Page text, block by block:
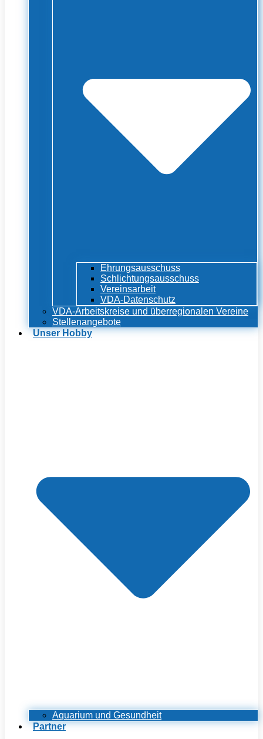
Ehrungsausschuss
Schlichtungsausschuss
Vereinsarbeit
VDA-Datenschutz
VDA-Arbeitskreise und überregionalen Vereine
Stellenangebote
Unser Hobby
Aquarium und Gesundheit
Partner